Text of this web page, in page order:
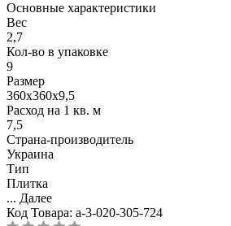
Основные характеристики
Вес
2,7
Кол-во в упаковке
9
Размер
360х360х9,5
Расход на 1 кв. м
7,5
Страна-производитель
Украина
Тип
Плитка
... Далее
Код Товара: a-3-020-305-724